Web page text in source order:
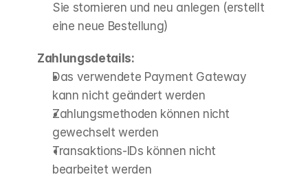
Sie stornieren und neu anlegen (erstellt
eine neue Bestellung)
Zahlungsdetails:
Das verwendete Payment Gateway
kann nicht geändert werden
Zahlungsmethoden können nicht
gewechselt werden
Transaktions-IDs können nicht
bearbeitet werden